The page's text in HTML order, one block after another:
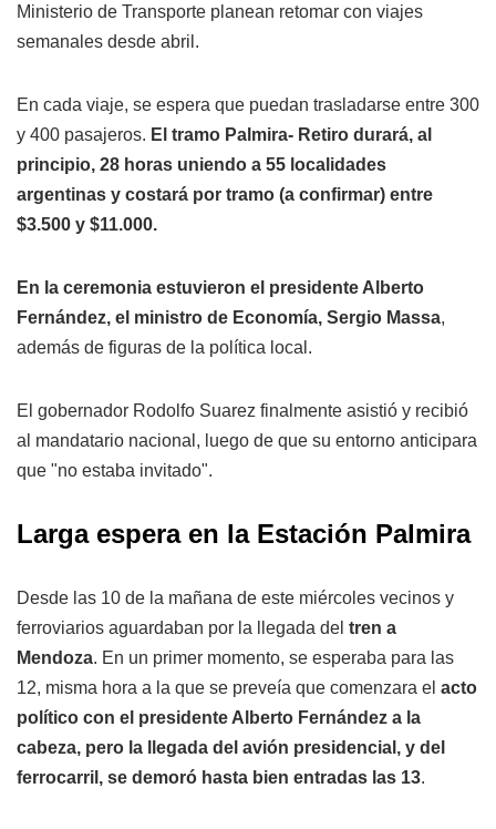
Ministerio de Transporte planean retomar con viajes
semanales desde abril.
En cada viaje, se espera que puedan trasladarse entre 300
y 400 pasajeros. El tramo Palmira- Retiro durará, al
principio, 28 horas uniendo a 55 localidades
argentinas y costará por tramo (a confirmar) entre
$3.500 y $11.000.
En la ceremonia estuvieron el presidente Alberto
Fernández, el ministro de Economía, Sergio Massa,
además de figuras de la política local.
El gobernador Rodolfo Suarez finalmente asistió y recibió
al mandatario nacional, luego de que su entorno anticipara
que "no estaba invitado".
Larga espera en la Estación Palmira
Desde las 10 de la mañana de este miércoles vecinos y
ferroviarios aguardaban por la llegada del tren a
Mendoza. En un primer momento, se esperaba para las
12, misma hora a la que se preveía que comenzara el acto
político con el presidente Alberto Fernández a la
cabeza, pero la llegada del avión presidencial, y del
ferrocarril, se demoró hasta bien entradas las 13.